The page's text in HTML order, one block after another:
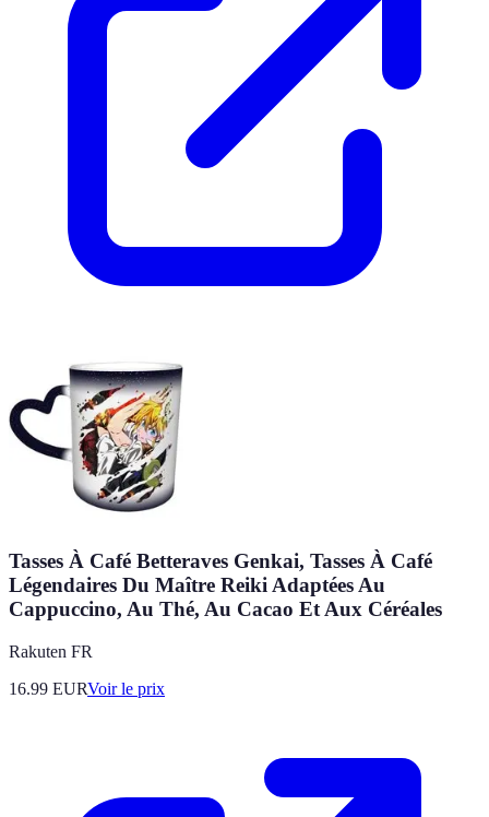
Tasses À Café Betteraves Genkai, Tasses À Café
Légendaires Du Maître Reiki Adaptées Au
Cappuccino, Au Thé, Au Cacao Et Aux Céréales
Rakuten FR
16.99 EURVoir le prix